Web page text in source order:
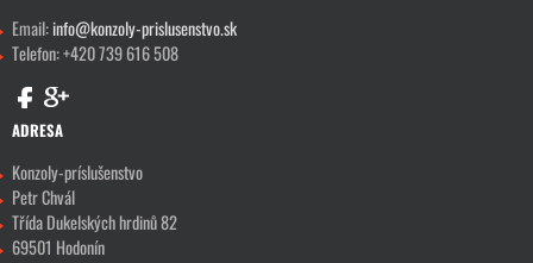
Email:info@konzoly-prislusenstvo.sk
Telefon: +420 739 616 508
ADRESA
Konzoly-príslušenstvo
Petr Chvál
Třída Dukelských hrdinů 82
69501 Hodonín